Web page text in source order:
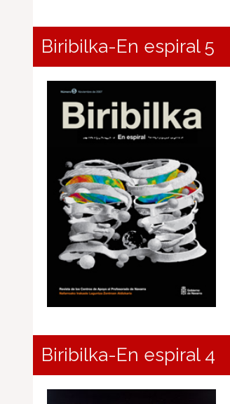
Biribilka-En espiral 5
Biribilka-En espiral 4